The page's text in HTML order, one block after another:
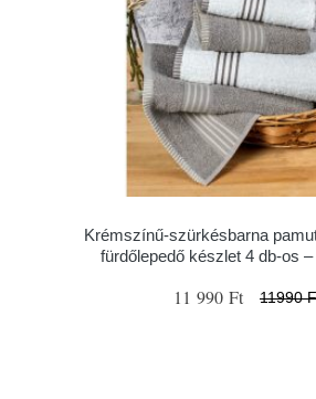
Krémszínű-szürkésbarna
fürdőlepedő készlet 4 db-os
11 990 Ft 11990